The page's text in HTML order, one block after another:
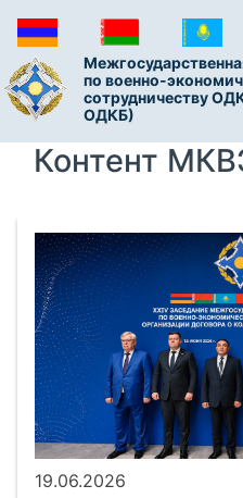
по военно-
сотрудничеству
ОДКБ)
Контент
19.06.2026